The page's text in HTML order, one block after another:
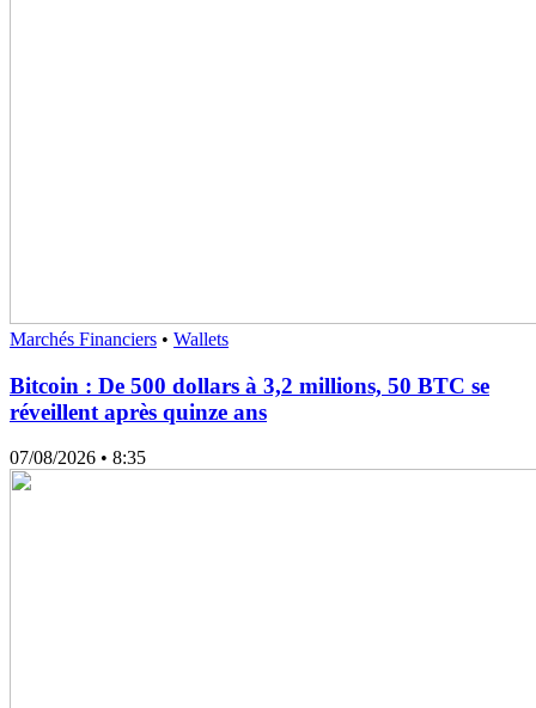
Marchés Financiers • Wallets
Bitcoin : De 500 dollars à 3,2 millions, 50 BTC se
réveillent après quinze ans
07/08/2026 • 8:35